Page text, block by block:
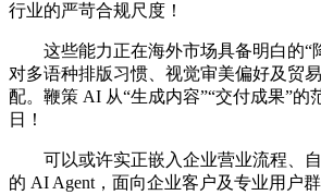
行业的严苛合规尺度！
这些能力正在海外市场具备明白的“
对多语种排版习惯、视觉审美偏好及贸
配。鞭策 AI 从“生成内容”“交付成果”的
日！
可以或许实正嵌入企业营业流程、自
的 AI Agent，面向企业客户及专业用户